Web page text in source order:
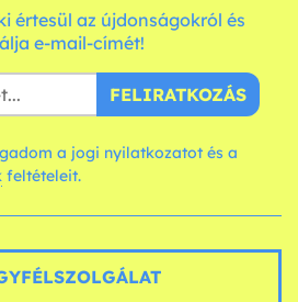
értesül az újdonságokról és
e-mail-címét!
FELIRATKOZÁS
a jogi nyilatkozatot és a
feltételeit.